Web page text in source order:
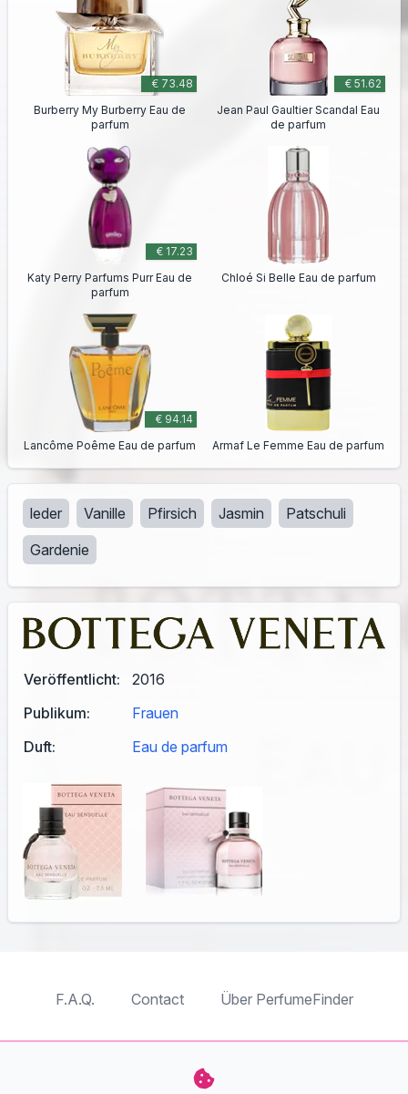
Veröffentlicht:
2016
Publikum:
Frauen
Duft:
Eau de parfum
€ 73.48
Burberry My Burberry Eau de
parfum
€ 51.62
Jean Paul Gaultier Scandal Eau
de parfum
€ 17.23
Katy Perry Parfums Purr Eau de
parfum
Chloé Si Belle Eau de parfum
€ 94.14
Lancôme Poême Eau de parfum
Armaf Le Femme Eau de parfum
leder Vanille Pfirsich Jasmin
Patschuli
Gardenie
F.A.Q. Contact Über PerfumeFinder